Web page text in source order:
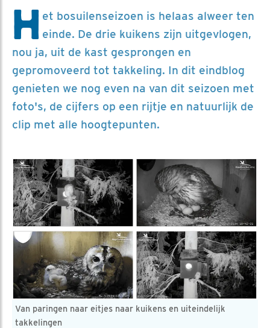
H et bosuilenseizoen is helaas alweer ten
einde. De drie kuikens zijn uitgevlogen,
nou ja, uit de kast gesprongen en
gepromoveerd tot takkeling. In dit eindblog
genieten we nog even na van dit seizoen met
foto's, de cijfers op een rijtje en natuurlijk de
clip met alle hoogtepunten.
Van paringen naar eitjes naar kuikens en uiteindelijk
takkelingen